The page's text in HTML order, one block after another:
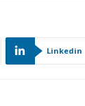
Linkedin